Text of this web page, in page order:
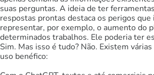
suas perguntas. A ideia de ter
respostas prontas destaca os perigos que
representar, por exemplo, o aumento do
determinados trabalhos. Ele poderia ter
Sim. Mas isso é tudo? Não. Existem
uso benéfico: